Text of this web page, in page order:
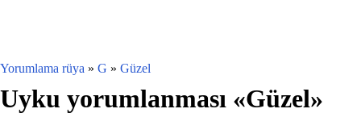
Yorumlama rüya » G » Güzel
Uyku yorumlanması «Güzel»